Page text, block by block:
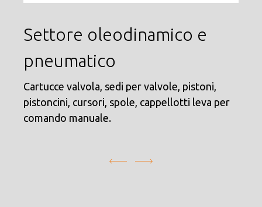
Settore oleodinamico e
pneumatico
Cartucce valvola, sedi per valvole, pistoni,
pistoncini, cursori, spole, cappellotti leva per
comando manuale.